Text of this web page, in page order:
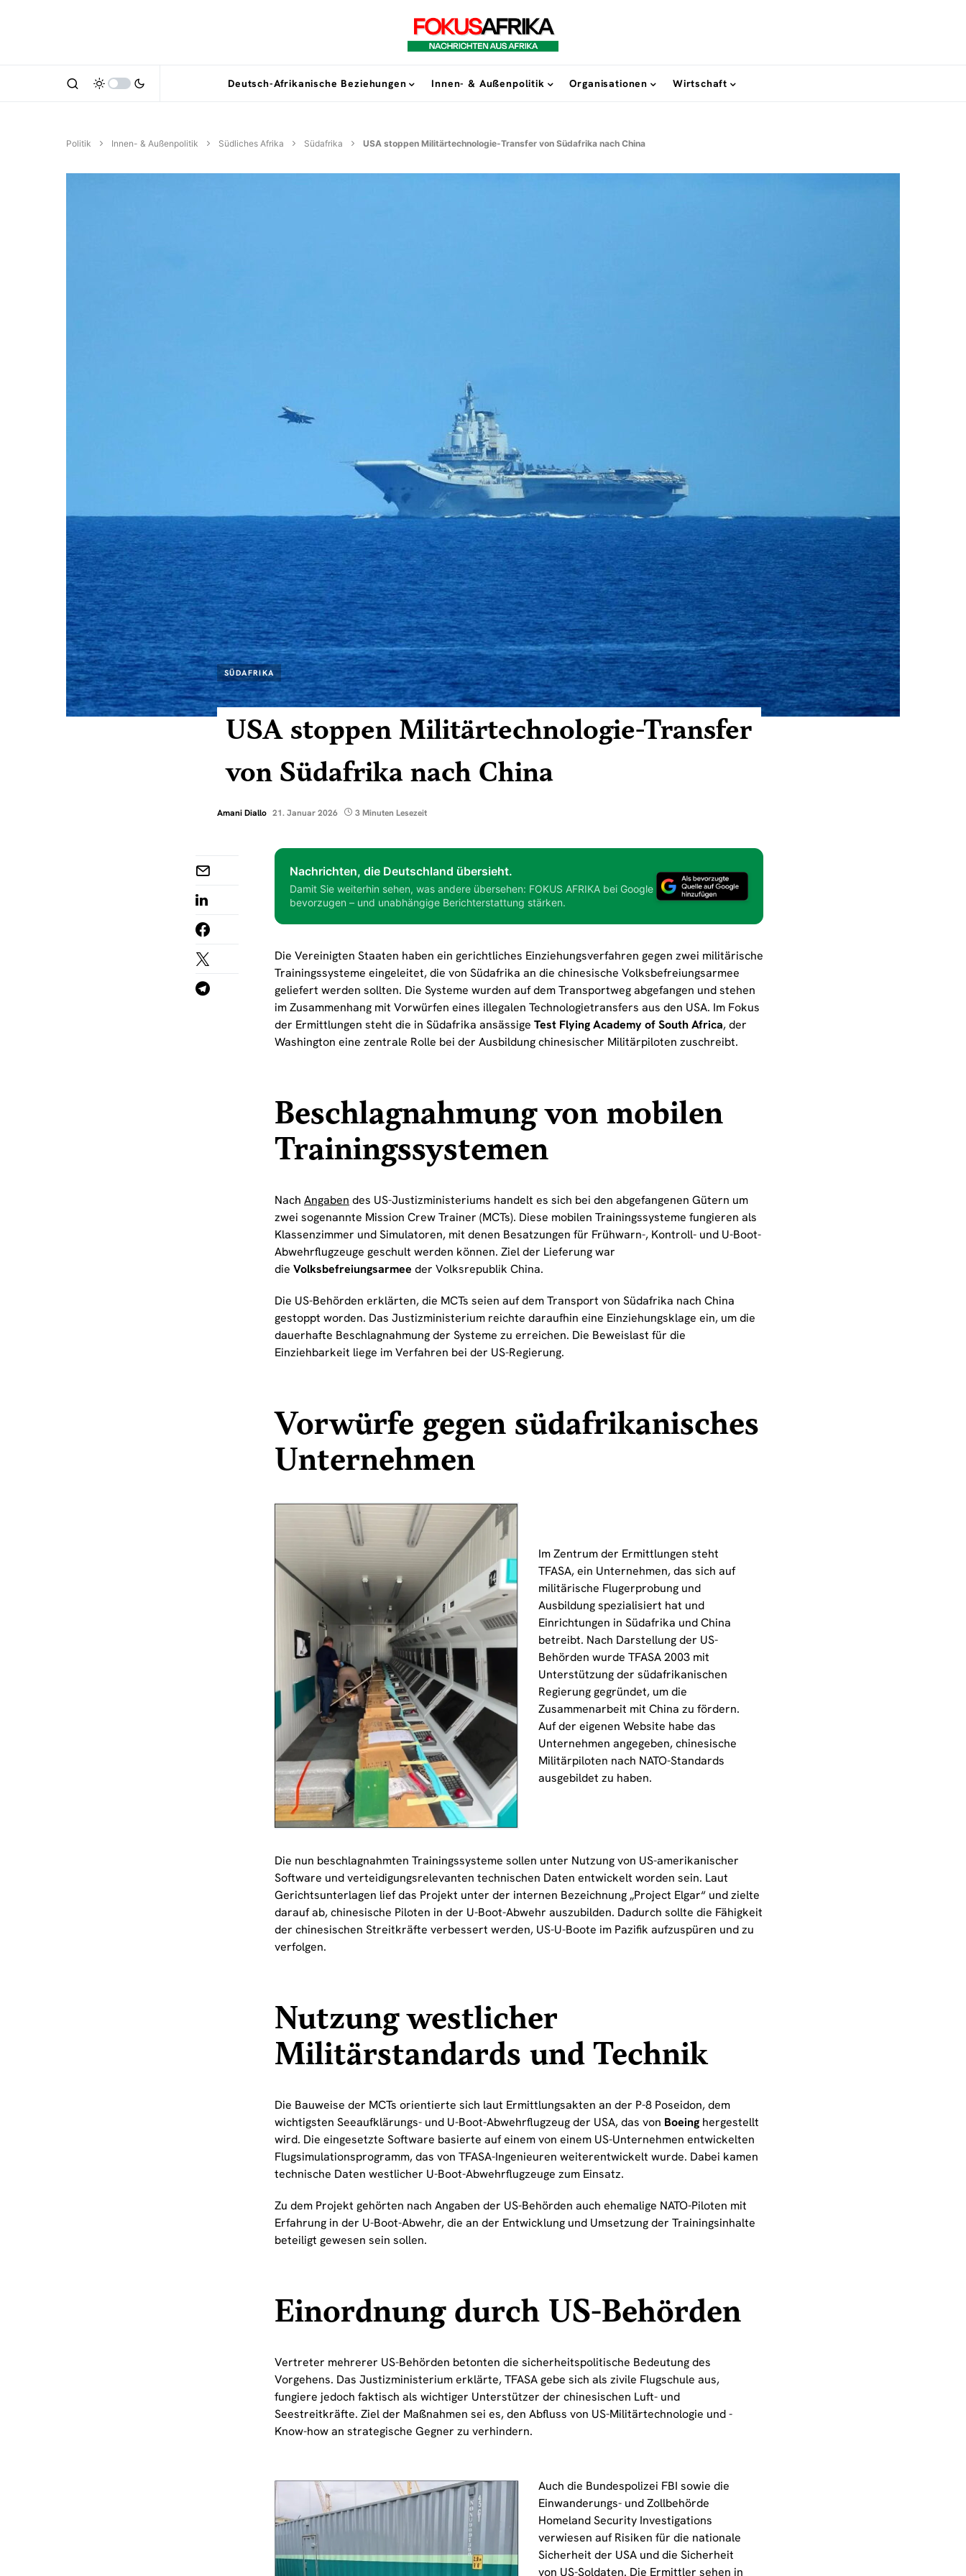
Deutsch-Afrikanische Beziehungen Innen- & Außenpolitik Organisationen Wirtschaft
Politik Innen- & Außenpolitik Südliches Afrika Südafrika USA stoppen Militärtechnologie-Transfer von Südafrika nach China
SÜDAFRIKA
USA stoppen Militärtechnologie-Transfer
von Südafrika nach China
Amani Diallo 21. Januar 2026 3 Minuten Lesezeit
Nachrichten, die Deutschland übersieht.
Damit Sie weiterhin sehen, was andere übersehen: FOKUS AFRIKA bei Google
bevorzugen – und unabhängige Berichterstattung stärken.
Die Vereinigten Staaten haben ein gerichtliches Einziehungsverfahren gegen zwei militärische
Trainingssysteme eingeleitet, die von Südafrika an die chinesische Volksbefreiungsarmee
geliefert werden sollten. Die Systeme wurden auf dem Transportweg abgefangen und stehen
im Zusammenhang mit Vorwürfen eines illegalen Technologietransfers aus den USA. Im Fokus
der Ermittlungen steht die in Südafrika ansässige Test Flying Academy of South Africa, der
Washington eine zentrale Rolle bei der Ausbildung chinesischer Militärpiloten zuschreibt.
Beschlagnahmung von mobilen
Trainingssystemen
Nach Angaben des US-Justizministeriums handelt es sich bei den abgefangenen Gütern um
zwei sogenannte Mission Crew Trainer (MCTs). Diese mobilen Trainingssysteme fungieren als
Klassenzimmer und Simulatoren, mit denen Besatzungen für Frühwarn-, Kontroll- und U-Boot-
Abwehrflugzeuge geschult werden können. Ziel der Lieferung war
die Volksbefreiungsarmee der Volksrepublik China.
Die US-Behörden erklärten, die MCTs seien auf dem Transport von Südafrika nach China
gestoppt worden. Das Justizministerium reichte daraufhin eine Einziehungsklage ein, um die
dauerhafte Beschlagnahmung der Systeme zu erreichen. Die Beweislast für die
Einziehbarkeit liege im Verfahren bei der US-Regierung.
Vorwürfe gegen südafrikanisches
Unternehmen
Im Zentrum der Ermittlungen steht
TFASA, ein Unternehmen, das sich auf
militärische Flugerprobung und
Ausbildung spezialisiert hat und
Einrichtungen in Südafrika und China
betreibt. Nach Darstellung der US-
Behörden wurde TFASA 2003 mit
Unterstützung der südafrikanischen
Regierung gegründet, um die
Zusammenarbeit mit China zu fördern.
Auf der eigenen Website habe das
Unternehmen angegeben, chinesische
Militärpiloten nach NATO-Standards
ausgebildet zu haben.
Die nun beschlagnahmten Trainingssysteme sollen unter Nutzung von US-amerikanischer
Software und verteidigungsrelevanten technischen Daten entwickelt worden sein. Laut
Gerichtsunterlagen lief das Projekt unter der internen Bezeichnung „Project Elgar“ und zielte
darauf ab, chinesische Piloten in der U-Boot-Abwehr auszubilden. Dadurch sollte die Fähigkeit
der chinesischen Streitkräfte verbessert werden, US-U-Boote im Pazifik aufzuspüren und zu
verfolgen.
Nutzung westlicher
Militärstandards und Technik
Die Bauweise der MCTs orientierte sich laut Ermittlungsakten an der P-8 Poseidon, dem
wichtigsten Seeaufklärungs- und U-Boot-Abwehrflugzeug der USA, das von Boeing hergestellt
wird. Die eingesetzte Software basierte auf einem von einem US-Unternehmen entwickelten
Flugsimulationsprogramm, das von TFASA-Ingenieuren weiterentwickelt wurde. Dabei kamen
technische Daten westlicher U-Boot-Abwehrflugzeuge zum Einsatz.
Zu dem Projekt gehörten nach Angaben der US-Behörden auch ehemalige NATO-Piloten mit
Erfahrung in der U-Boot-Abwehr, die an der Entwicklung und Umsetzung der Trainingsinhalte
beteiligt gewesen sein sollen.
Einordnung durch US-Behörden
Vertreter mehrerer US-Behörden betonten die sicherheitspolitische Bedeutung des
Vorgehens. Das Justizministerium erklärte, TFASA gebe sich als zivile Flugschule aus,
fungiere jedoch faktisch als wichtiger Unterstützer der chinesischen Luft- und
Seestreitkräfte. Ziel der Maßnahmen sei es, den Abfluss von US-Militärtechnologie und -
Know-how an strategische Gegner zu verhindern.
Auch die Bundespolizei FBI sowie die
Einwanderungs- und Zollbehörde
Homeland Security Investigations
verwiesen auf Risiken für die nationale
Sicherheit der USA und die Sicherheit
von US-Soldaten. Die Ermittler sehen in